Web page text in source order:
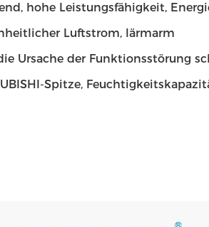
hohe Leistungsfähigkeit,
Luftstrom, lärmarm
Ursache der Funktionsstörung
Spitze,